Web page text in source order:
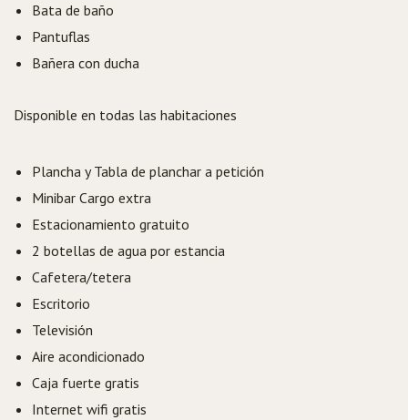
Bata de baño
Pantuflas
Bañera con ducha
Disponible en todas las habitaciones
Plancha y Tabla de planchar a petición
Minibar Cargo extra
Estacionamiento gratuito
2 botellas de agua por estancia
Cafetera/tetera
Escritorio
Televisión
Aire acondicionado
Caja fuerte gratis
Internet wifi gratis